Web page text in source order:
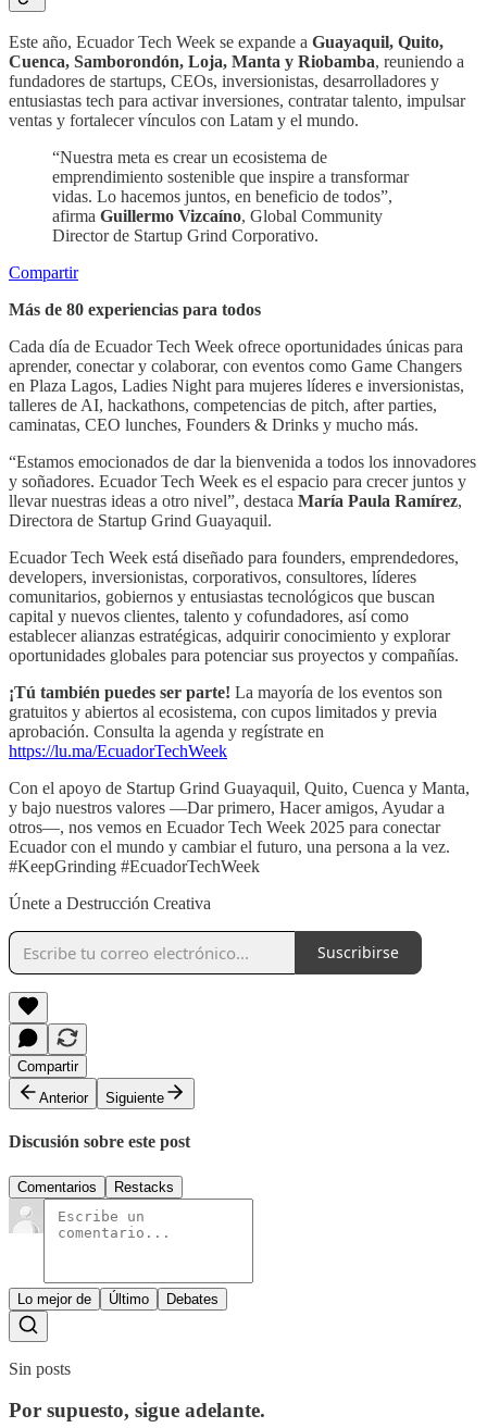
Este año, Ecuador Tech Week se expande a Guayaquil, Quito,
Cuenca, Samborondón, Loja, Manta y Riobamba, reuniendo a
fundadores de startups, CEOs, inversionistas, desarrolladores y
entusiastas tech para activar inversiones, contratar talento, impulsar
ventas y fortalecer vínculos con Latam y el mundo.
“Nuestra meta es crear un ecosistema de
emprendimiento sostenible que inspire a transformar
vidas. Lo hacemos juntos, en beneficio de todos”,
afirma Guillermo Vizcaíno, Global Community
Director de Startup Grind Corporativo.
Compartir
Más de 80 experiencias para todos
Cada día de Ecuador Tech Week ofrece oportunidades únicas para
aprender, conectar y colaborar, con eventos como Game Changers
en Plaza Lagos, Ladies Night para mujeres líderes e inversionistas,
talleres de AI, hackathons, competencias de pitch, after parties,
caminatas, CEO lunches, Founders & Drinks y mucho más.
“Estamos emocionados de dar la bienvenida a todos los innovadores
y soñadores. Ecuador Tech Week es el espacio para crecer juntos y
llevar nuestras ideas a otro nivel”, destaca María Paula Ramírez,
Directora de Startup Grind Guayaquil.
Ecuador Tech Week está diseñado para founders, emprendedores,
developers, inversionistas, corporativos, consultores, líderes
comunitarios, gobiernos y entusiastas tecnológicos que buscan
capital y nuevos clientes, talento y cofundadores, así como
establecer alianzas estratégicas, adquirir conocimiento y explorar
oportunidades globales para potenciar sus proyectos y compañías.
¡Tú también puedes ser parte! La mayoría de los eventos son
gratuitos y abiertos al ecosistema, con cupos limitados y previa
aprobación. Consulta la agenda y regístrate en
https://lu.ma/EcuadorTechWeek
Con el apoyo de Startup Grind Guayaquil, Quito, Cuenca y Manta,
y bajo nuestros valores —Dar primero, Hacer amigos, Ayudar a
otros—, nos vemos en Ecuador Tech Week 2025 para conectar
Ecuador con el mundo y cambiar el futuro, una persona a la vez.
#KeepGrinding #EcuadorTechWeek
Únete a Destrucción Creativa
Suscribirse
Compartir
Anterior
Siguiente
Discusión sobre este post
Comentarios Restacks
Lo mejor de Último Debates
Sin posts
Por supuesto, sigue adelante.